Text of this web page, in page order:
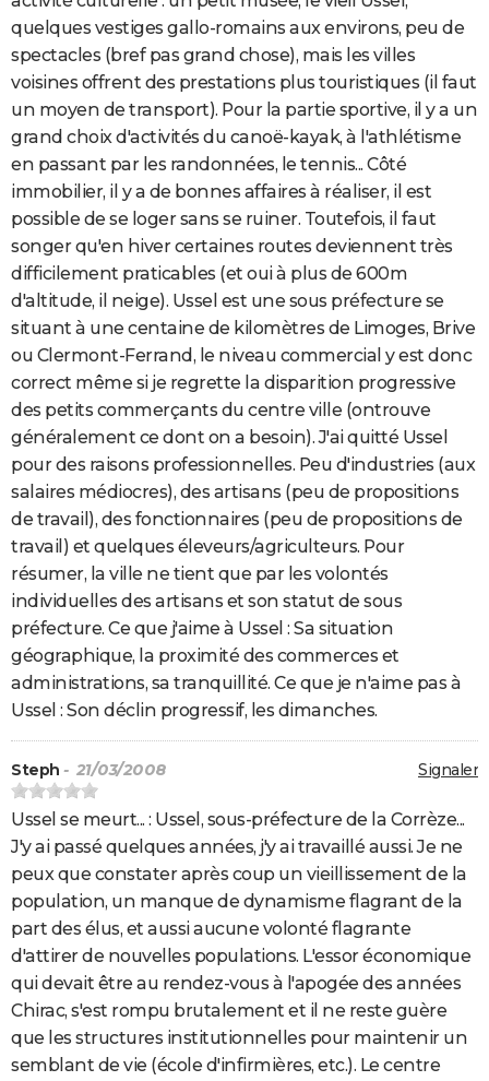
quelques vestiges gallo-romains aux environs, peu de
spectacles (bref pas grand chose), mais les villes
voisines offrent des prestations plus touristiques (il faut
un moyen de transport). Pour la partie sportive, il y a un
grand choix d'activités du canoë-kayak, à l'athlétisme
en passant par les randonnées, le tennis... Côté
immobilier, il y a de bonnes affaires à réaliser, il est
possible de se loger sans se ruiner. Toutefois, il faut
songer qu'en hiver certaines routes deviennent très
difficilement praticables (et oui à plus de 600m
d'altitude, il neige). Ussel est une sous préfecture se
situant à une centaine de kilomètres de Limoges, Brive
ou Clermont-Ferrand, le niveau commercial y est donc
correct même si je regrette la disparition progressive
des petits commerçants du centre ville (ontrouve
généralement ce dont on a besoin). J'ai quitté Ussel
pour des raisons professionnelles. Peu d'industries (aux
salaires médiocres), des artisans (peu de propositions
de travail), des fonctionnaires (peu de propositions de
travail) et quelques éleveurs/agriculteurs. Pour
résumer, la ville ne tient que par les volontés
individuelles des artisans et son statut de sous
préfecture. Ce que j'aime à Ussel : Sa situation
géographique, la proximité des commerces et
administrations, sa tranquillité. Ce que je n'aime pas à
Ussel : Son déclin progressif, les dimanches.
Signaler
Steph - 21/03/2008
Ussel se meurt... : Ussel, sous-préfecture de la Corrèze...
J'y ai passé quelques années, j'y ai travaillé aussi. Je ne
peux que constater après coup un vieillissement de la
population, un manque de dynamisme flagrant de la
part des élus, et aussi aucune volonté flagrante
d'attirer de nouvelles populations. L'essor économique
qui devait être au rendez-vous à l'apogée des années
Chirac, s'est rompu brutalement et il ne reste guère
que les structures institutionnelles pour maintenir un
semblant de vie (école d'infirmières, etc.). Le centre